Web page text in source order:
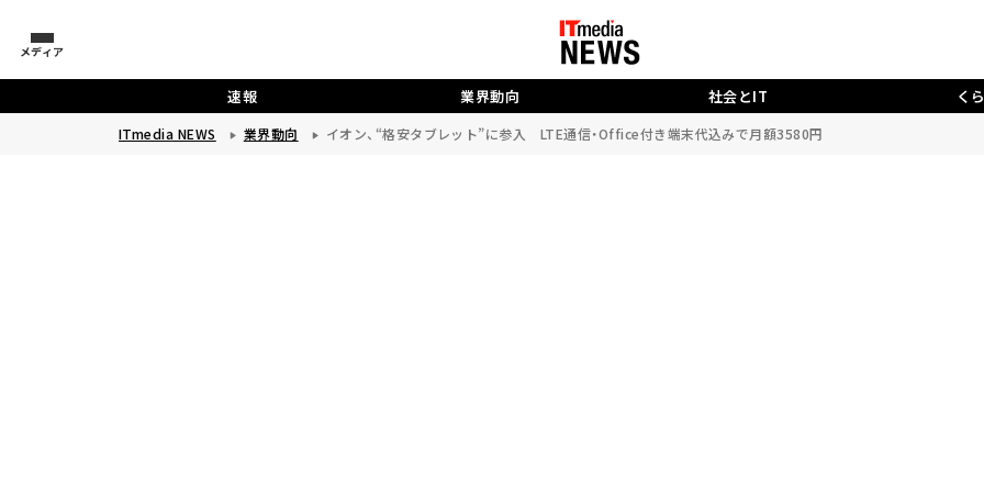
メディア
速報 業界動向 社会とIT く
ITmedia NEWS 業界動向 イオン、“格安タブレット”に参入 LTE通信・Office付き端末代込みで月額3580円